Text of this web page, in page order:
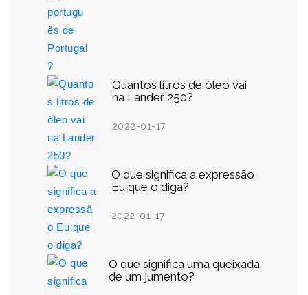
Quantos litros de óleo vai
na Lander 250?
2022-01-17
O que significa a expressão
Eu que o diga?
2022-01-17
O que significa uma queixada
de um jumento?